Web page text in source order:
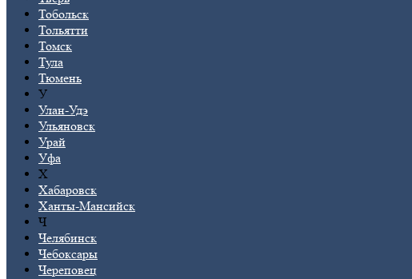
Тобольск
Тольятти
Томск
Тула
Тюмень
У
Улан-Удэ
Ульяновск
Урай
Уфа
Х
Хабаровск
Ханты-Мансийск
Ч
Челябинск
Чебоксары
Череповец